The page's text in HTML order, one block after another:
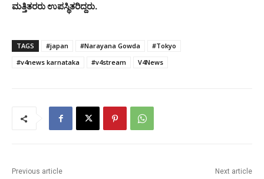
ಮತ್ತಿತರರು ಉಪಸ್ಥಿತರಿದ್ದರು.
TAGS #japan #Narayana Gowda
#Tokyo
#v4news karnataka
#v4stream V4News
Previous article Next article